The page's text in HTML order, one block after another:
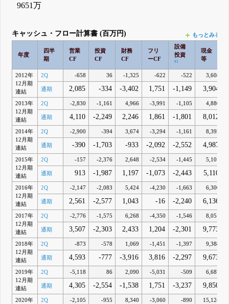
9651万
キャッシュ・フロー計算書 (百万円) もっとみる
年度
四半
期
営業
CF
投資
CF
財務
CF
フリ
ーCF
設備
投資
#1
現金
等
2012年
12月期
連結
2Q -658 36 -1,325 -622 -522 3,608
通期 2,085 -334 -3,402 1,751 -1,149 3,904
2013年
12月期
連結
2Q -2,830 -1,161 4,966 -3,991 -1,105 4,880
通期 4,110 -2,249 2,246 1,861 -1,801 8,012
2014年
12月期
連結
2Q -2,900 -394 3,674 -3,294 -1,161 8,392
通期 -390 -1,703 -933 -2,092 -2,552 4,987
2015年
12月期
連結
2Q -157 -2,376 2,648 -2,534 -1,445 5,101
通期 913 -1,987 1,197 -1,073 -2,443 5,110
2016年
12月期
連結
2Q -2,147 -2,083 5,424 -4,230 -1,663 6,300
通期 2,561 -2,577 1,043 -16 -2,240 6,136
2017年
12月期
連結
2Q -2,776 -1,575 6,268 -4,350 -1,546 8,051
通期 3,507 -2,303 2,433 1,204 -2,301 9,773
2018年
12月期
連結
2Q -873 -578 1,069 -1,451 -1,397 9,388
通期 4,593 -777 -3,916 3,816 -2,297 9,673
2019年
12月期
連結
2Q -5,118 86 2,090 -5,031 -509 6,687
通期 4,305 -2,554 -1,538 1,751 -3,237 9,850
2020年
2Q -2,105 -955 8,340 -3,060 -890 15,124